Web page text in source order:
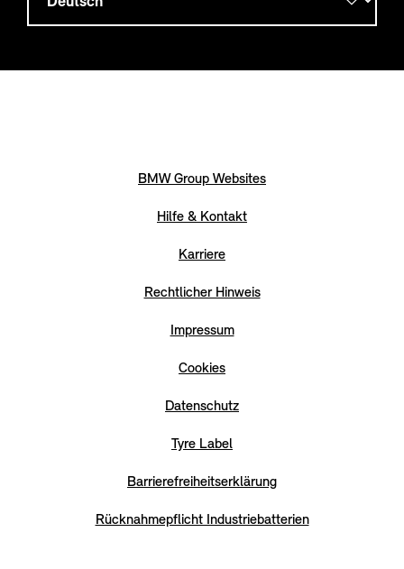
BMW Group Websites
Hilfe & Kontakt
Karriere
Rechtlicher Hinweis
Impressum
Cookies
Datenschutz
Tyre Label
Barrierefreiheitserklärung
Rücknahmepflicht Industriebatterien